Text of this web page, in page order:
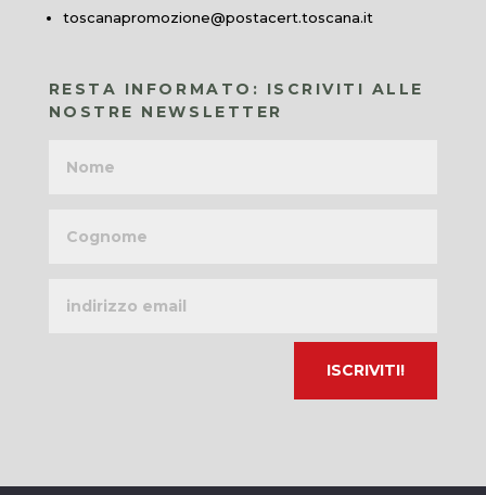
toscanapromozione@postacert.toscana.it
RESTA INFORMATO: ISCRIVITI ALLE
NOSTRE NEWSLETTER
email